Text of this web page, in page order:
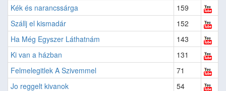
Kék és narancssárga
159
Szállj el kismadár
152
Ha Még Egyszer Láthatnám
143
Ki van a házban
131
Felmelegitlek A Szivemmel
71
Jo reggelt kivanok
54